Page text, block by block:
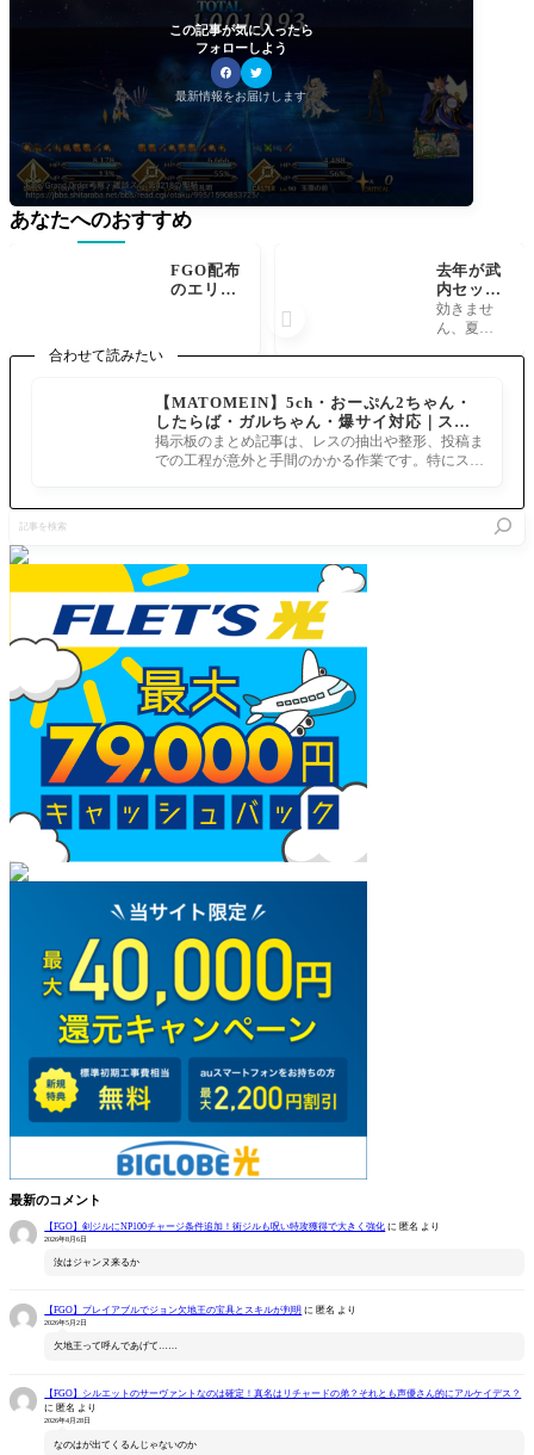
この記事が気に入ったら
フォローしよう
最新情報をお届けします
合わせて読みたい
【MATOMEIN】5ch・おーぷん2ちゃん・
したらば・ガルちゃん・爆サイ対応｜スマ
ホでまとめ記事を作れるアプリ FGOのまと
め記事ができるまで
掲示板のまとめ記事は、レスの抽出や整形、投稿ま
での工程が意外と手間のかかる作業です。特にスマ
を
検
最新のコメント
【FGO】剣ジルにNP100チャージ条件追加！術ジルも呪い特攻獲得で大きく強化 に 匿名 より
2026年8月6日
汝はジャンヌ来るか
【FGO】プレイアブルでジョン欠地王の宝具とスキルが判明 に 匿名 より
2026年5月2日
欠地王って呼んであげて……
【FGO】シルエットのサーヴァントなのは確定！真名はリチャードの弟？それとも声優さん的にアルケイデス？
に 匿名 より
2026年4月28日
なのはが出てくるんじゃないのか
あなたへのおすすめ
FGO配布
のエリち
くない？
去年が武
内セット
だったか
ら今年は
ルトと星
5リップ
もワンチ
ャン…？
効きませ
ん、夏で
っくす！
まさかそ
んな法則
が？！ ア
